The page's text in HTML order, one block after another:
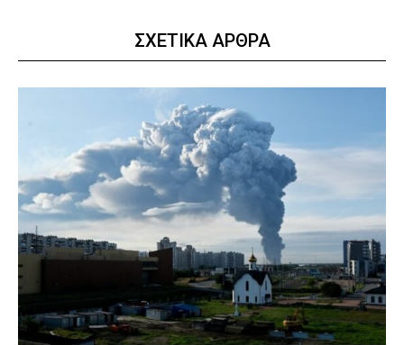
ΣΧΕΤΙΚΑ ΑΡΘΡΑ